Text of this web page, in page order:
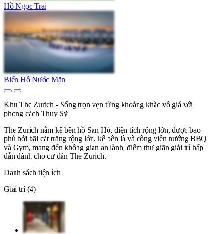
Hồ Ngọc Trai
Biển Hồ Nước Mặn
Khu The Zurich - Sống trọn vẹn từng khoảng khắc vô giá với
phong cách Thụy Sỹ
The Zurich nằm kế bên hồ San Hô, diện tích rộng lớn, được bao
phủ bởi bãi cát trắng rộng lớn, kế bên là và công viên nướng BBQ
và Gym, mang đến không gian an lành, điểm thư giãn giải trí hấp
dẫn dành cho cư dân The Zurich.
Danh sách tiện ích
Giải trí (4)